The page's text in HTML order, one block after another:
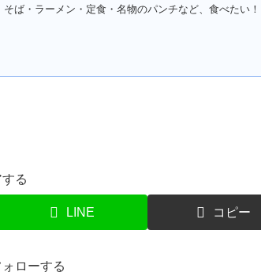
ば・ラーメン・定食・名物のパンチなど、食べたい！
る
LINE コピー
ローする